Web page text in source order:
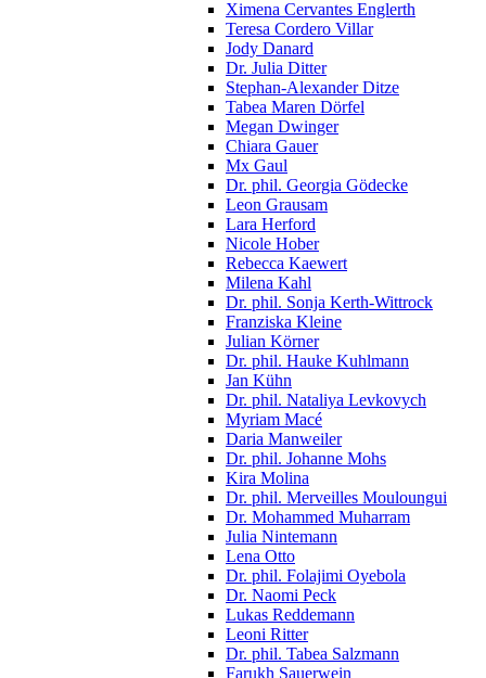
Ximena Cervantes Englerth
Teresa Cordero Villar
Jody Danard
Dr. Julia Ditter
Stephan-Alexander Ditze
Tabea Maren Dörfel
Megan Dwinger
Chiara Gauer
Mx Gaul
Dr. phil. Georgia Gödecke
Leon Grausam
Lara Herford
Nicole Hober
Rebecca Kaewert
Milena Kahl
Dr. phil. Sonja Kerth-Wittrock
Franziska Kleine
Julian Körner
Dr. phil. Hauke Kuhlmann
Jan Kühn
Dr. phil. Nataliya Levkovych
Myriam Macé
Daria Manweiler
Dr. phil. Johanne Mohs
Kira Molina
Dr. phil. Merveilles Mouloungui
Dr. Mohammed Muharram
Julia Nintemann
Lena Otto
Dr. phil. Folajimi Oyebola
Dr. Naomi Peck
Lukas Reddemann
Leoni Ritter
Dr. phil. Tabea Salzmann
Farukh Sauerwein